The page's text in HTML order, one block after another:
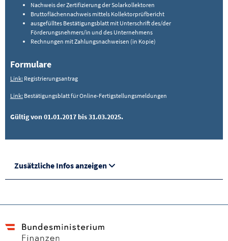
Nachweis der Zertifizierung der Solarkollektoren
Bruttoflächennachweis mittels Kollektorprüfbericht
ausgefülltes Bestätigungsblatt mit Unterschrift des/der
Förderungsnehmers/in und des Unternehmens
Rechnungen mit Zahlungsnachweisen (in Kopie)
Formulare
Link: Registrierungsantrag
Link: Bestätigungsblatt für Online-Fertigstellungsmeldungen
Gültig von 01.01.2017 bis 31.03.2025.
Zusätzliche Infos anzeigen